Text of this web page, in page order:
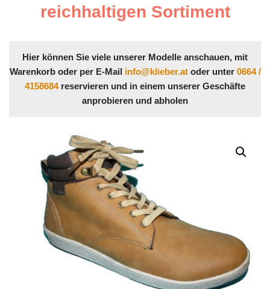
reichhaltigen Sortiment
Hier können Sie viele unserer Modelle anschauen, mit
Warenkorb oder per E-Mail info@klieber.atoder unter 0664 /
4158684reservieren und in einem unserer Geschäfte
anprobieren und abholen